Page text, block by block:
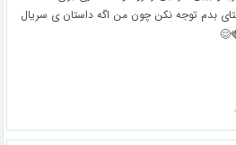
بدم توجه نکن چون من اگه داستان ی سریال